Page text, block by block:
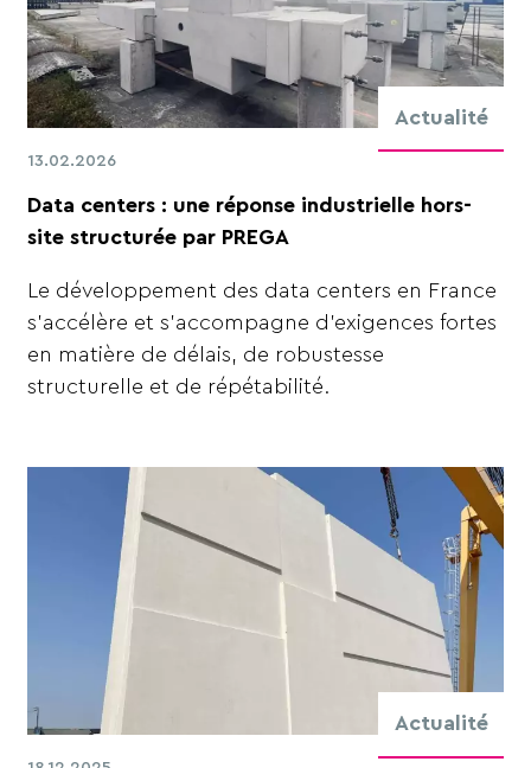
Actualité
13.02.2026
Data centers : une réponse industrielle hors-
site structurée par PREGA
Le développement des data centers en France
s’accélère et s’accompagne d’exigences fortes
en matière de délais, de robustesse
structurelle et de répétabilité.
Actualité